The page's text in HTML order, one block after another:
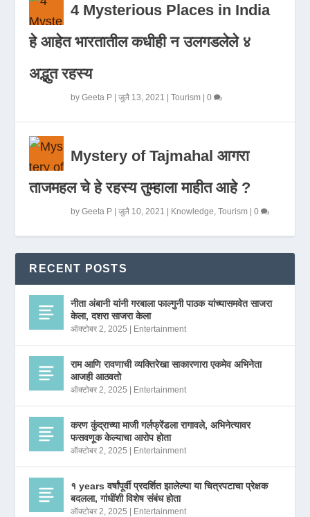
4 Mysterious Places in India
हे आहेत भारतातील कधीही न उलगडलेले ४
अद्भुत रहस्य
byGeeta P |जुलै 13, 2021 |Tourism |0
Mystery of Tajmahal आगरा
ताजमहल चे हे रहस्य तुम्हाला माहीत आहे ?
byGeeta P |जुलै 10, 2021 | Knowledge ,Tourism |0
RECENT POSTS
नीता अंबानी यांनी गरबाला फाल्गुनी पाठक यांच्यासमवेत साजरा
केला, दशरा साजरा केला
ऑक्टोबर 2, 2025 | Entertainment
राम आणि रावणाची व्यक्तिरेखा साकारणारा एकमेव अभिनेता
आजही आठवतो
ऑक्टोबर 2, 2025 | Entertainment
करण कुंद्राच्या माजी गर्लफ्रेंडला रागावले, अभिनेत्यावर
फसवणूक केल्याचा आरोप होता
ऑक्टोबर 2, 2025 | Entertainment
१ years वर्षांपूर्वी प्रदर्शित झालेल्या या चित्रपटाचा प्रेक्षक
बदलला, गांधींशी विशेष संबंध होता
ऑक्टोबर 2, 2025 | Entertainment